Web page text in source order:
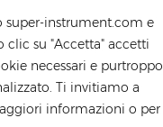
instrument.com e
clic su "Accetta" accetti
necessari e purtroppo
Ti invitiamo a
informazioni o per
TAG CALDI
Pannello Solare